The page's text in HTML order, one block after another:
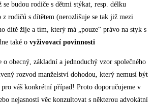
se budou rodiče s dětmi stýkat, resp. délku
z rodičů s dítětem (nerozlišuje se tak již mezi
dítě žije a tím, který má „pouze“ právo na styk s
také o vyživovací povinnosti
o obecný, základní a jednoduchý vzor společného
rozvod manželství dohodou, který nemusí být
pro váš konkrétní případ! Proto doporučujeme v
nejasností věc konzultovat s některou advokátní